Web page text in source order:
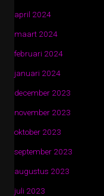
april 2024
maart 2024
februari 2024
januari 2024
december 2023
november 2023
oktober 2023
september 2023
augustus 2023
juli 2023